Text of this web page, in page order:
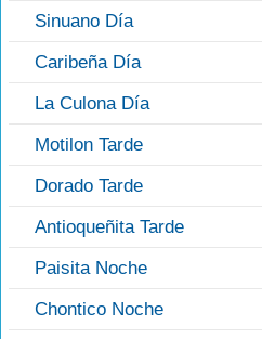
Sinuano Día
Caribeña Día
La Culona Día
Motilon Tarde
Dorado Tarde
Antioqueñita Tarde
Paisita Noche
Chontico Noche